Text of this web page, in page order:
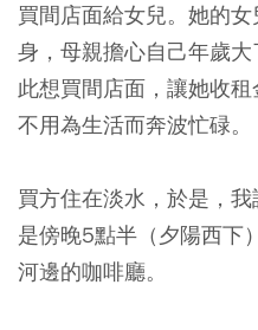
買間店面給女兒。她的
身，母親擔心自己年歲
此想買間店面，讓她收
不用為生活而奔波忙碌。
買方住在淡水，於是，
是傍晚5點半（夕陽西下
河邊的咖啡廳。